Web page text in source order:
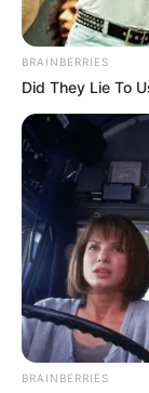
BRAINBERRIES
Did They Lie To
BRAINBERRIES